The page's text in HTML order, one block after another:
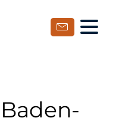
Baden-